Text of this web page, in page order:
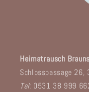
Heimatrausch
Schlosspassage 26,
Tel: 0531 38 999